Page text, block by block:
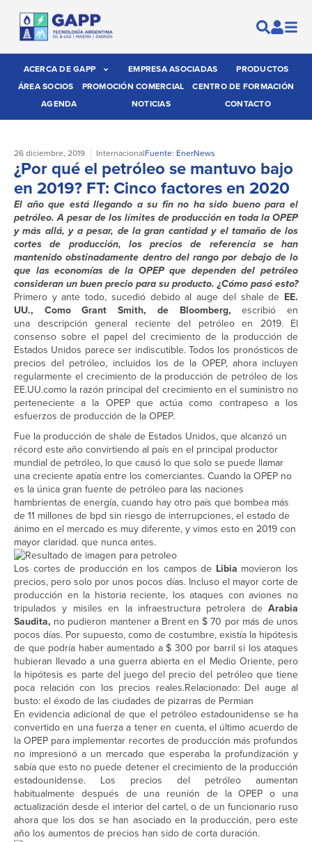
ACERCA DE GAPP EMPRESA ASOCIADAS
PRODUCTOS
ÁREA SOCIOS
PROMOCIÓN COMERCIAL
CENTRO DE FORMACIÓN
AGENDA
NOTICIAS CONTACTO
26 diciembre, 2019 InternacionalFuente: EnerNews
¿Por qué el petróleo se mantuvo bajo
en 2019? FT: Cinco factores en 2020
El año que está llegando a su fin no ha sido bueno para el
petróleo. A pesar de los límites de producción en toda la OPEP
y más allá, y a pesar, de la gran cantidad y el tamaño de los
cortes de producción, los precios de referencia se han
mantenido obstinadamente dentro del rango por debajo de lo
que las economías de la OPEP que dependen del petróleo
consideran un buen precio para su producto. ¿Cómo pasó esto?
Primero y ante todo, sucedió debido al auge del shale de EE.
UU., Como Grant Smith, de Bloomberg, escribió en
una descripción general reciente del petróleo en 2019. El
consenso sobre el papel del crecimiento de la producción de
Estados Unidos parece ser indiscutible. Todos los pronósticos de
precios del petróleo, incluidos los de la OPEP, ahora incluyen
regularmente el crecimiento de la producción de petróleo de los
EE.UU.como la razón principal del crecimiento en el suministro no
perteneciente a la OPEP que actúa como contrapeso a los
esfuerzos de producción de la OPEP.
Fue la producción de shale de Estados Unidos, que alcanzó un
récord este año convirtiendo al país en el principal productor
mundial de petróleo, lo que causó lo que solo se puede llamar
una creciente apatía entre los comerciantes. Cuando la OPEP no
es la única gran fuente de petróleo para las naciones
hambrientas de energía, cuando hay otro país que bombea más
de 11 millones de bpd sin riesgo de interrupciones, el estado de
ánimo en el mercado es muy diferente, y vimos esto en 2019 con
mayor claridad. que nunca antes.
Los cortes de producción en los campos de Libia movieron los
precios, pero solo por unos pocos días. Incluso el mayor corte de
producción en la historia reciente, los ataques con aviones no
tripulados y misiles en la infraestructura petrolera deArabia
Saudita, no pudieron mantener a Brent en $ 70 por más de unos
pocos días. Por supuesto, como de costumbre, existía la hipótesis
de que podría haber aumentado a $ 300 por barril si los ataques
hubieran llevado a una guerra abierta en el Medio Oriente, pero
la hipótesis es parte del juego del precio del petróleo que tiene
poca relación con los precios reales.Relacionado: Del auge al
busto: el éxodo de las ciudades de pizarras de Permian
En evidencia adicional de que el petróleo estadounidense se ha
convertido en una fuerza a tener en cuenta, el último acuerdo de
la OPEP para implementar recortes de producción más profundos
no impresionó a un mercado que esperaba la profundización y
sabía que esto no puede detener el crecimiento de la producción
estadounidense. Los precios del petróleo aumentan
habitualmente después de una reunión de la OPEP o una
actualización desde el interior del cartel, o de un funcionario ruso
ahora que los dos se han asociado en la producción, pero este
año los aumentos de precios han sido de corta duración.